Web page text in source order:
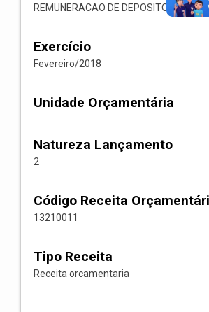
REMUNERACAO DE DEPOSITOS
Exercício
Fevereiro/2018
Unidade Orçamentária
Natureza Lançamento
2
Código Receita
13210011
Tipo Receita
Receita orcamentaria